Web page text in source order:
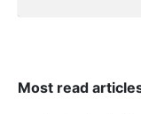
Most read